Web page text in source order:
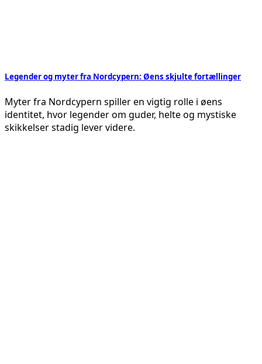
Legender og myter fra Nordcypern: Øens skjulte fortællinger
Myter fra Nordcypern spiller en vigtig rolle i øens
identitet, hvor legender om guder, helte og mystiske
skikkelser stadig lever videre.